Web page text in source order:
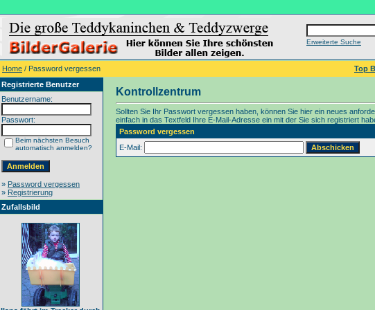
Erweiterte Suche
Home / Password vergessen Top
Registrierte Benutzer
Benutzername:
Passwort:
Beim nächsten Besuch
automatisch anmelden?
» Password vergessen
» Registrierung
Zufallsbild
Kontrollzentrum
Sollten Sie Ihr Passwort vergessen haben, können Sie hier ein neues
einfach in das Textfeld Ihre E-Mail-Adresse ein mit der Sie sich registriert
Password vergessen
E-Mail: